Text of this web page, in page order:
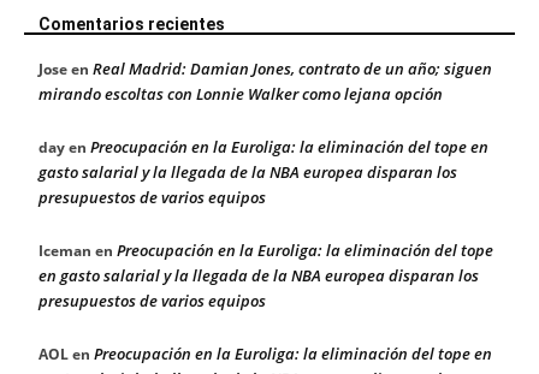
Comentarios recientes
Joseen Real Madrid: Damian Jones, contrato de un año; siguen
mirando escoltas con Lonnie Walker como lejana opción
dayen Preocupación en la Euroliga: la eliminación del tope en
gasto salarial y la llegada de la NBA europea disparan los
presupuestos de varios equipos
Iceman en Preocupación en la Euroliga: la eliminación del tope
en gasto salarial y la llegada de la NBA europea disparan los
presupuestos de varios equipos
AOLen Preocupación en la Euroliga: la eliminación del tope en